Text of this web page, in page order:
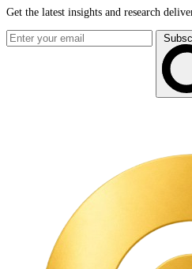
Get the latest insights and research